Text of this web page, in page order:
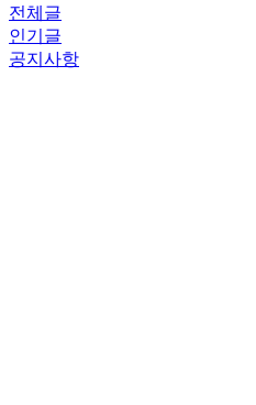
전체글
인기글
공지사항